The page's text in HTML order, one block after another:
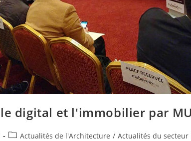
digital et l'immobilier par
Actualités de l'Architecture / Actualités du secteur